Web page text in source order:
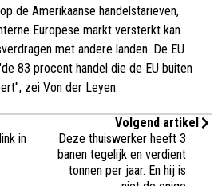
de Amerikaanse handelstarieven,
Europese markt versterkt kan
met andere landen. De EU
83 procent handel die de EU buiten
zei Von der Leyen.
in
Volgend artikel
Deze thuiswerker heeft 3
banen tegelijk en verdient
tonnen per jaar. En hij is